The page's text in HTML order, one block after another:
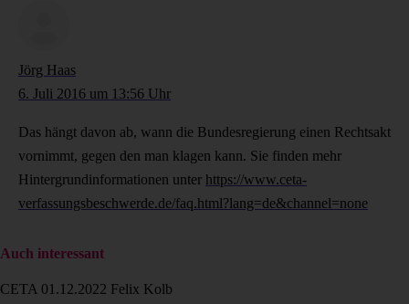
Jörg Haas
6. Juli 2016 um 13:56 Uhr
Das hängt davon ab, wann die Bundesregierung einen Rechtsakt
vornimmt, gegen den man klagen kann. Sie finden mehr
Hintergrundinformationen unter https://www.ceta-
verfassungsbeschwerde.de/faq.html?lang=de&channel=none
Auch interessant
CETA 01.12.2022 Felix Kolb